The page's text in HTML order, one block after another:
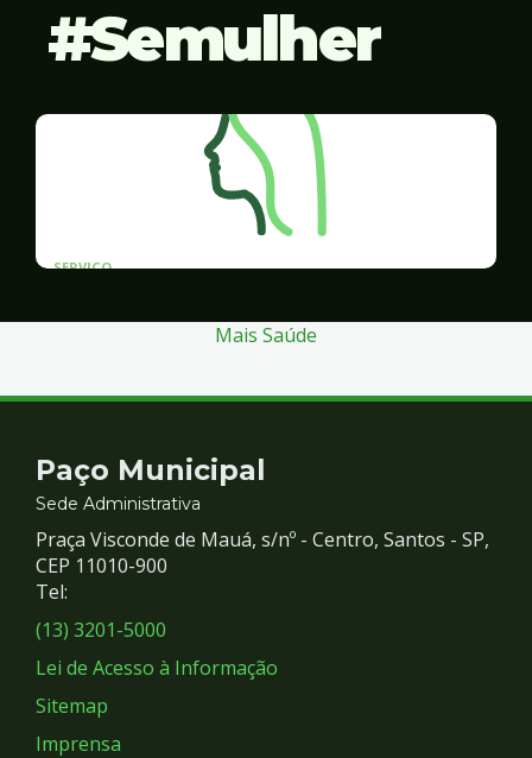
Semulher
SERVICO
Mais Saúde
Contato
e
Redes
Sociais
Paço Municipal
Sede Administrativa
Praça Visconde de Mauá, s/nº - Centro, Santos - SP,
CEP 11010-900
Tel:
(13) 3201-5000
Lei de Acesso à Informação
Sitemap
Imprensa